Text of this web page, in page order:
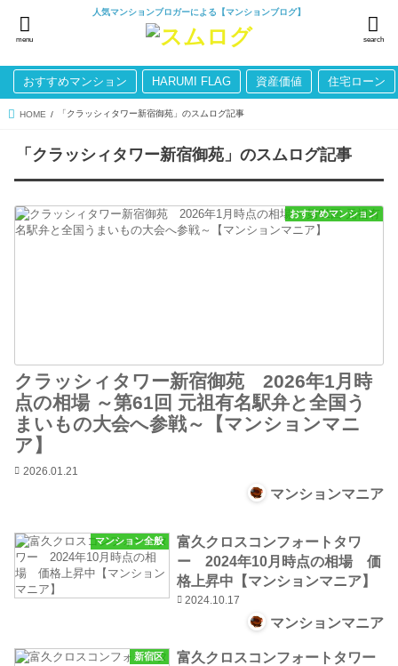
人気マンションブロガーによる【マンションブログ】
search
menu
おすすめマンション HARUMI FLAG 資産価値 住宅ローン
HOME 「クラッシィタワー新宿御苑」のスムログ記事
「クラッシィタワー新宿御苑」のスムログ記事
おすすめマンション
クラッシィタワー新宿御苑 2026年1月時
点の相場 ～第61回 元祖有名駅弁と全国う
まいもの大会へ参戦～【マンションマニ
ア】
2026.01.21
マンションマニア
マンション全般
富久クロスコンフォートタワ
ー 2024年10月時点の相場 価
格上昇中【マンションマニア】
2024.10.17
マンションマニア
新宿区
富久クロスコンフォートタワー